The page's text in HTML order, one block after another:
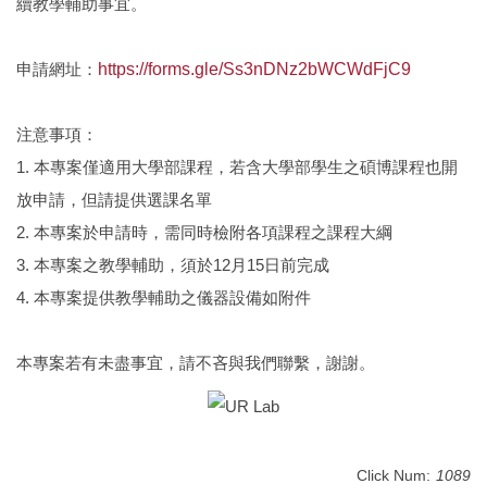
申請網址： https://forms.gle/Ss3nDNz2bWCWdFjC9
注意事項：
1. 本專案僅適用大學部課程，若含大學部學生之碩博課程也開
放申請，但請提供選課名單
2. 本專案於申請時，需同時檢附各項課程之課程大綱
3. 本專案之教學輔助，須於12月15日前完成
4. 本專案提供教學輔助之儀器設備如附件
本專案若有未盡事宜，請不吝與我們聯繫，謝謝。
Click Num: 1089